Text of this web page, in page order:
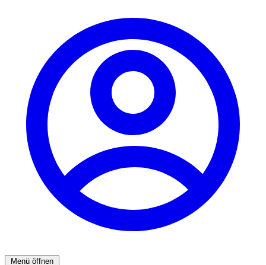
Menü öffnen